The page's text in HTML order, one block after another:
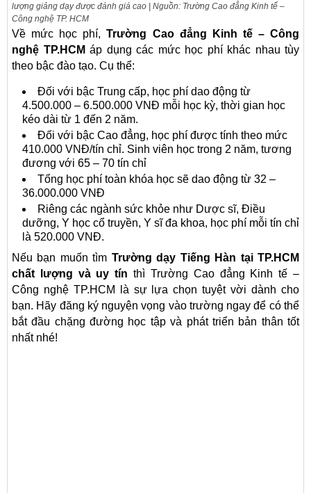
lượng giảng dạy được đánh giá cao | Nguồn: Trường Cao đẳng Kinh tế –
Công nghệ TP. HCM
Về mức học phí, Trường Cao đẳng Kinh tế – Công
nghệ TP.HCM áp dụng các mức học phí khác nhau tùy
theo bậc đào tạo. Cụ thể:
Đối với bậc Trung cấp, học phí dao động từ
4.500.000 – 6.500.000 VNĐ mỗi học kỳ, thời gian học
kéo dài từ 1 đến 2 năm.
Đối với bậc Cao đẳng, học phí được tính theo mức
410.000 VNĐ/tín chỉ. Sinh viên học trong 2 năm, tương
đương với 65 – 70 tín chỉ
Tổng học phí toàn khóa học sẽ dao động từ 32 –
36.000.000 VNĐ
Riêng các ngành sức khỏe như Dược sĩ, Điều
dưỡng, Y học cổ truyền, Y sĩ đa khoa, học phí mỗi tín chỉ
là 520.000 VNĐ.
Nếu bạn muốn tìm Trường dạy Tiếng Hàn tại TP.HCM
chất lượng và uy tín thì Trường Cao đẳng Kinh tế –
Công nghệ TP.HCM là sự lựa chọn tuyệt vời dành cho
bạn. Hãy đăng ký nguyện vọng vào trường ngay để có thể
bắt đầu chặng đường học tập và phát triển bản thân tốt
nhất nhé!